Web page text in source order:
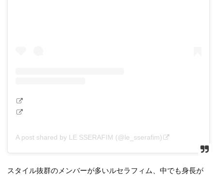
A post shared by LE SSERAFIM (@le_sserafim)
スタイル抜群のメンバーが多いルセラフィム、中でも身長が